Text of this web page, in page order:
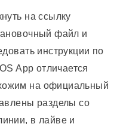
на ссылку
файл и
инструкции по
App отличается
на официальный
разделы со
в лайве и